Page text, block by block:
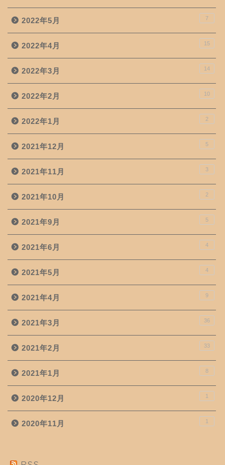
2022年5月 7
2022年4月 15
2022年3月 14
2022年2月 10
2022年1月 2
2021年12月 5
2021年11月 3
2021年10月 2
2021年9月 5
2021年6月 4
2021年5月 4
2021年4月 9
2021年3月 36
2021年2月 33
2021年1月 8
2020年12月 1
2020年11月 1